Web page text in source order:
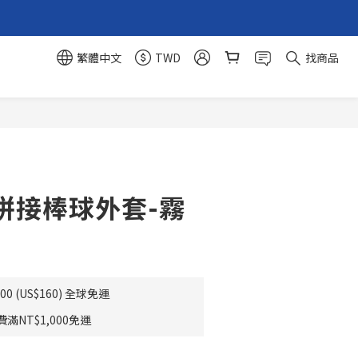
繁體中文 TWD
找商品
接棒球外套-霧
(US$160) 全球免運
滿NT$1,000免運